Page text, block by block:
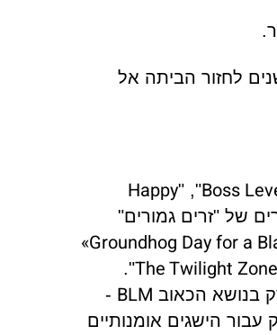
לחזור הביתה אל
Boss
", "
Happy
של "זרים גמורים"
«Groundhog Day for a
The Twilight Zone
".
בנושא הכאוב BLM
-
הישגים אומנותיים